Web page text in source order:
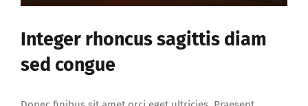
Integer rhoncus sagittis diam
sed congue